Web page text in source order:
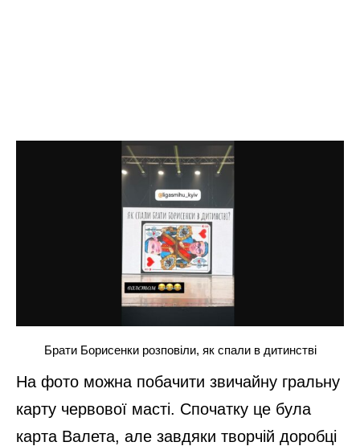
Брати Борисенки розповіли, як спали в дитинстві
На фото можна побачити звичайну гральну
карту червової масті. Спочатку це була
карта Валета, але завдяки творчій доробці